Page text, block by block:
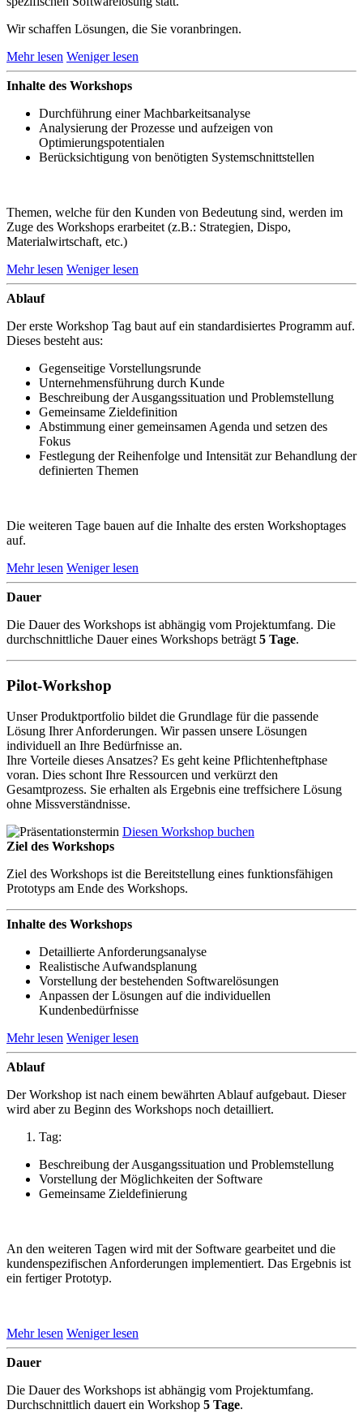
Wir schaffen Lösungen, die Sie voranbringen.
Mehr lesen Weniger lesen
Inhalte des Workshops
Durchführung einer Machbarkeitsanalyse
Analysierung der Prozesse und aufzeigen von
Optimierungspotentialen
Berücksichtigung von benötigten Systemschnittstellen
Themen, welche für den Kunden von Bedeutung sind, werden im
Zuge des Workshops erarbeitet (z.B.: Strategien, Dispo,
Materialwirtschaft, etc.)
Mehr lesen Weniger lesen
Ablauf
Der erste Workshop Tag baut auf ein standardisiertes Programm auf.
Dieses besteht aus:
Gegenseitige Vorstellungsrunde
Unternehmensführung durch Kunde
Beschreibung der Ausgangssituation und Problemstellung
Gemeinsame Zieldefinition
Abstimmung einer gemeinsamen Agenda und setzen des
Fokus
Festlegung der Reihenfolge und Intensität zur Behandlung der
definierten Themen
Die weiteren Tage bauen auf die Inhalte des ersten Workshoptages
auf.
Mehr lesen Weniger lesen
Dauer
Die Dauer des Workshops ist abhängig vom Projektumfang. Die
durchschnittliche Dauer eines Workshops beträgt 5 Tage.
Pilot-Workshop
Unser Produktportfolio bildet die Grundlage für die passende
Lösung Ihrer Anforderungen. Wir passen unsere Lösungen
individuell an Ihre Bedürfnisse an.
Ihre Vorteile dieses Ansatzes? Es geht keine Pflichtenheftphase
voran. Dies schont Ihre Ressourcen und verkürzt den
Gesamtprozess. Sie erhalten als Ergebnis eine treffsichere Lösung
ohne Missverständnisse.
Diesen Workshop buchen
Ziel des Workshops
Ziel des Workshops ist die Bereitstellung eines funktionsfähigen
Prototyps am Ende des Workshops.
Inhalte des Workshops
Detaillierte Anforderungsanalyse
Realistische Aufwandsplanung
Vorstellung der bestehenden Softwarelösungen
Anpassen der Lösungen auf die individuellen
Kundenbedürfnisse
Mehr lesen Weniger lesen
Ablauf
Der Workshop ist nach einem bewährten Ablauf aufgebaut. Dieser
wird aber zu Beginn des Workshops noch detailliert.
Tag:
Beschreibung der Ausgangssituation und Problemstellung
Vorstellung der Möglichkeiten der Software
Gemeinsame Zieldefinierung
An den weiteren Tagen wird mit der Software gearbeitet und die
kundenspezifischen Anforderungen implementiert. Das Ergebnis ist
ein fertiger Prototyp.
Mehr lesen Weniger lesen
Dauer
Die Dauer des Workshops ist abhängig vom Projektumfang.
Durchschnittlich dauert ein Workshop 5 Tage.